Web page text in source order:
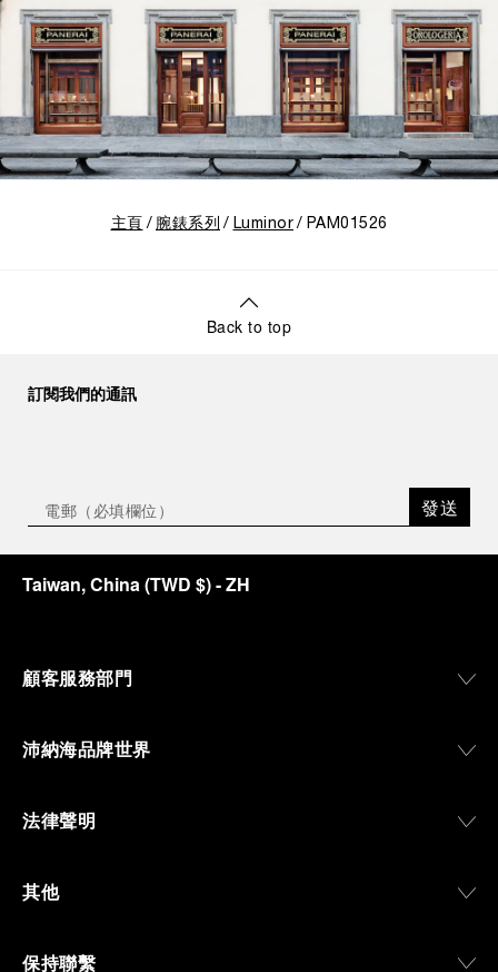
主頁 腕錶系列 Luminor PAM01526
Back to top
訂閱我們的通訊
發送
Taiwan, China(TWD $)- ZH
顧客服務部門
沛納海品牌世界
法律聲明
其他
保持聯繫